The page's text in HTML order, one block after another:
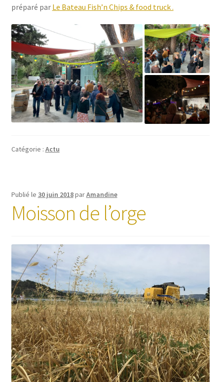
préparé par Le Bateau Fish’n Chips & food truck .
Catégorie : Actu
Publié le 30 juin 2018parAmandine
Moisson de l’orge